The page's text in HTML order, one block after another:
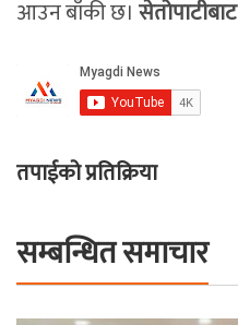
आउन बाँकी छ। सेतोपाटीबाट
तपाईको प्रतिक्रिया
सम्बन्धित समाचार